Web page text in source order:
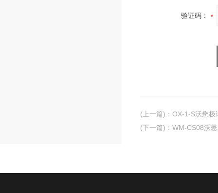
验证码：
(上一篇) ： OX-1-S沃懋极
(下一篇) ： WM-CS08沃